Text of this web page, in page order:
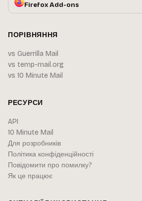
Firefox Add-ons
ПОРІВНЯННЯ
vs Guerrilla Mail
vs temp-mail.org
vs 10 Minute Mail
РЕСУРСИ
API
10 Minute Mail
Для розробників
Політика конфіденційності
Повідомити про помилку?
Як це працює